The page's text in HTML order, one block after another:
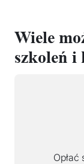
Wiele
szkoleń i